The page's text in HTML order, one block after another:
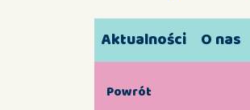
Aktualności O nas
Powrót